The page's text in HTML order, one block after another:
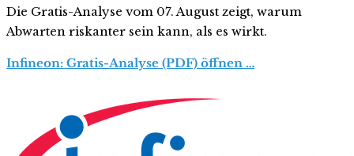
Die Gratis-Analyse vom 07. August zeigt, warum
Abwarten riskanter sein kann, als es wirkt.
Infineon: Gratis-Analyse (PDF) öffnen …